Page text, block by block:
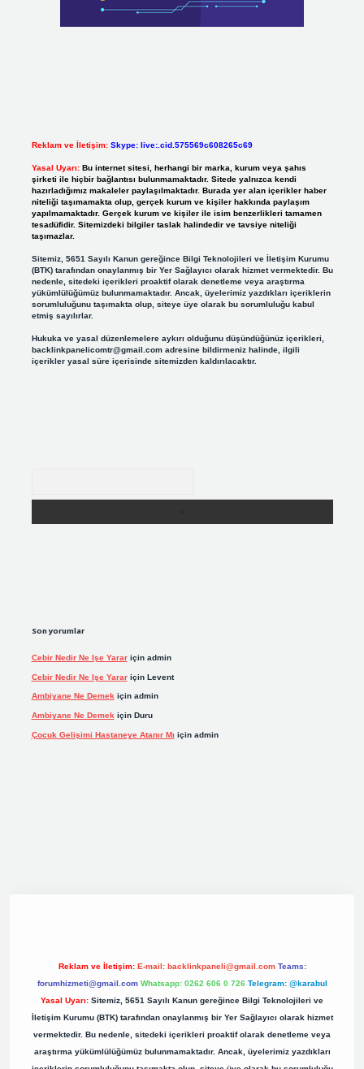
Reklam ve İletişim: Skype: live:.cid.575569c608265c69
Yasal Uyarı: Bu internet sitesi, herhangi bir marka, kurum veya şahıs
şirketi ile hiçbir bağlantısı bulunmamaktadır. Sitede yalnızca kendi
hazırladığımız makaleler paylaşılmaktadır. Burada yer alan içerikler haber
niteliği taşımamakta olup, gerçek kurum ve kişiler hakkında paylaşım
yapılmamaktadır. Gerçek kurum ve kişiler ile isim benzerlikleri tamamen
tesadüfidir. Sitemizdeki bilgiler taslak halindedir ve tavsiye niteliği
taşımazlar.
Sitemiz, 5651 Sayılı Kanun gereğince Bilgi Teknolojileri ve İletişim Kurumu
(BTK) tarafından onaylanmış bir Yer Sağlayıcı olarak hizmet vermektedir. Bu
nedenle, sitedeki içerikleri proaktif olarak denetleme veya araştırma
yükümlülüğümüz bulunmamaktadır. Ancak, üyelerimiz yazdıkları içeriklerin
sorumluluğunu taşımakta olup, siteye üye olarak bu sorumluluğu kabul
etmiş sayılırlar.
Hukuka ve yasal düzenlemelere aykırı olduğunu düşündüğünüz içerikleri,
backlinkpanelicomtr@gmail.comadresine bildirmeniz halinde, ilgili
içerikler yasal süre içerisinde sitemizden kaldırılacaktır.
Son yorumlar
Cebir Nedir Ne Işe Yarariçin admin
Cebir Nedir Ne Işe Yarariçin Levent
Ambiyane Ne Demekiçin admin
Ambiyane Ne Demek için Duru
Çocuk Gelişimi Hastaneye Atanır Mı için admin
Reklam ve İletişim: E-mail: backlinkpaneli@gmail.com Teams:
forumhizmeti@gmail.com Whatsapp: 0262 606 0 726 Telegram: @karabul
Yasal Uyarı: Sitemiz, 5651 Sayılı Kanun gereğince Bilgi Teknolojileri ve
İletişim Kurumu (BTK) tarafından onaylanmış bir Yer Sağlayıcı olarak hizmet
vermektedir. Bu nedenle, sitedeki içerikleri proaktif olarak denetleme veya
araştırma yükümlülüğümüz bulunmamaktadır. Ancak, üyelerimiz yazdıkları